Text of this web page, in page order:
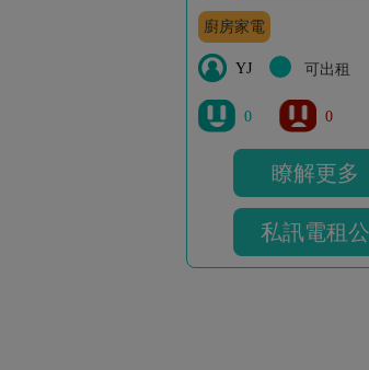
廚房家電
YJ 可出租
0 0
瞭解更多
私訊電租公